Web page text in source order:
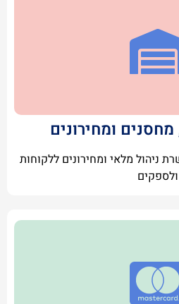
ומחירונים
ניהול מלאי ומחירונים ללקוחות
ולספקים